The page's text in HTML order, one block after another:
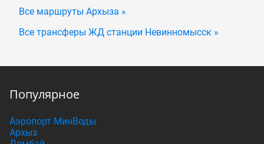
Все маршруты Архыза »
Все трансферы ЖД станции Невинномысск »
Популярное
Аэропорт МинВоды
Архыз